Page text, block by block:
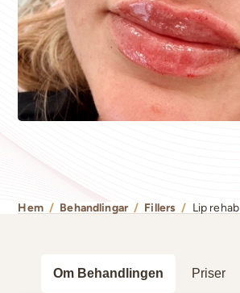
Hem / Behandlingar / Fillers / Lip rehab
Om Behandlingen Priser